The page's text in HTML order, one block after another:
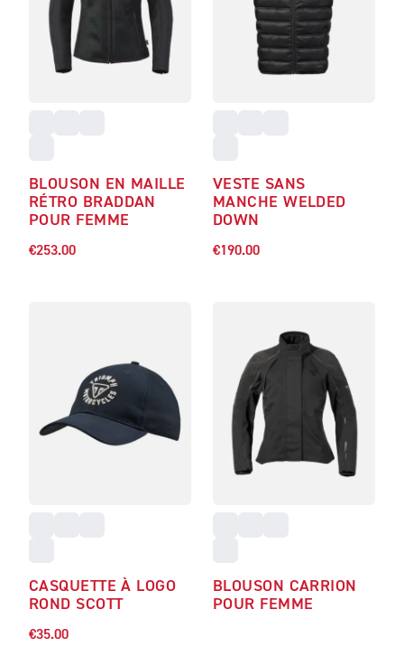
BLOUSON EN MAILLE
RÉTRO BRADDAN
POUR FEMME
€253.00
VESTE SANS
MANCHE WELDED
DOWN
€190.00
CASQUETTE À LOGO
ROND SCOTT
€35.00
BLOUSON CARRION
POUR FEMME